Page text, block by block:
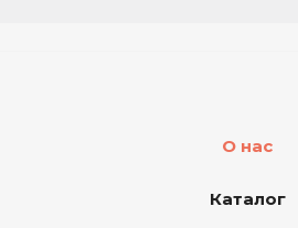
О нас
Каталог